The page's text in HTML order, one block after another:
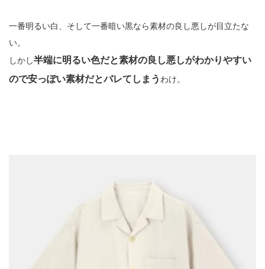
一番明るい白、そして一番暗い黒なら素材の良し悪しが目立たな
い。
しかし半端に明るい色だと素材の良し悪しがわかりやすい
ので安っぽい素材だとバレてしまうわけ。